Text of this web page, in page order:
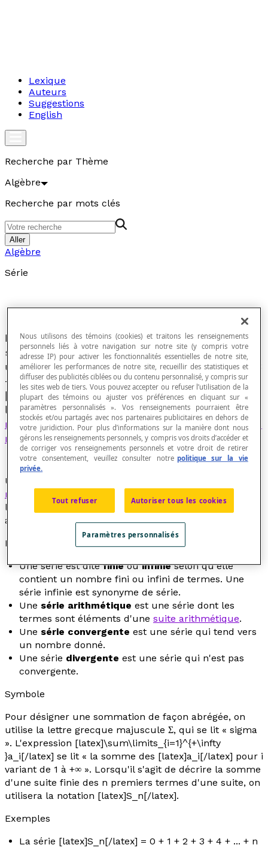
Lexique
Auteurs
Suggestions
English
Recherche par Thème
Algèbre
Recherche par mots clés
Aller
Algèbre
Série
Nombre réel pouvant s'exprimer comme la
somme d'une suite infinie de nombre réels, soit
une expression de la forme [latex]a_1 + a_2 + a_3
+ ... + a_n[/latex], soit, en abrégé,
[latex]\sum\limits_{i=1}^{+\infty }a_i[/latex] où
les [latex]a_i[/latex] sont les termes d'une suite
numérique{[latex]a_n[/latex]} infinie denombres
réels.
Une série est une somme de termes alors qu'une
numérique
la séquence des termes est régie par unerègle
arithmétique.
Propriété
Une série est ditefinieouinfinieselon qu'elle
contient un nombre fini ou infini de termes. Une
série infinie est synonyme de série.
Une série arithmétique est une série dont les
termes sont éléments d'une suite arithmétique.
Une série convergente est une série qui tend vers
un nombre donné.
Une série divergente est une série qui n'est pas
convergente.
Symbole
Pour désigner une sommation de façon abrégée, on
utilise la lettre grecque majuscule Σ, qui se lit « sigma
». L'expression [latex]\sum\limits_{i=1}^{+\infty
}a_i[/latex] se lit « la somme des [latex]a_i[/latex] pour i
variant de 1 à +∞ ». Lorsqu'il s'agit de décrire la somme
d'une suite finie des n premiers termes d'une suite, on
utilisera la notation [latex]S_n[/latex].
Exemples
La série [latex]S_n[/latex] = 0 + 1 + 2 + 3 + 4 + ... + n
Nous utilisons des témoins (cookies) et traitons les renseignements
personnels liés à votre navigation sur notre site (y compris votre
adresse IP) pour activer les fonctionnalités essentielles de notre site,
améliorer les performances de notre site, recueillir des statistiques et
diffuser des publicités ciblées ou du contenu personnalisé, y compris sur
les sites web de tiers. Vous pouvez accepter ou refuser l’utilisation de la
plupart des témoins ou ajuster vos préférences en cliquant sur «
paramètres personnalisés ». Vos renseignements pourraient être
stockés et/ou partagés avec nos partenaires publicitaires en dehors de
votre juridiction. Pour plus d’informations sur la manière dont nous
gérons les renseignements personnels, y compris vos droits d’accéder et
de corriger vos renseignements personnels et votre droit de retirer
votre consentement, veuillez consulter notre politique sur la vie
privée.
Tout refuser Autoriser tous les cookies
Paramètres personnalisés